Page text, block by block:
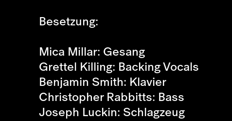
Besetzung:
Mica Millar: Gesang
Grettel Killing: Backing Vocals
Benjamin Smith: Klavier
Christopher Rabbitts: Bass
Joseph Luckin: Schlagzeug